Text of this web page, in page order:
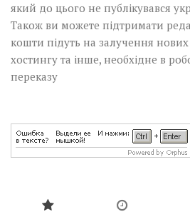
який до цього не публікувався
Також ви можете підтримати
кошти підуть на залучення нових
хостингу та інше, необхідне в
переказу